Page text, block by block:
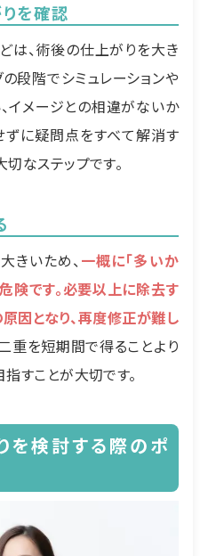
を確認
は、術後の仕上がりを大き
段階でシミュレーションや
イメージとの相違がないか
ずに疑問点をすべて解消す
なステップです。
きいため、一概に「多いか
険です。必要以上に除去す
因となり、再度修正が難し
重を短期間で得ることより
すことが大切です。
を検討する際のポ